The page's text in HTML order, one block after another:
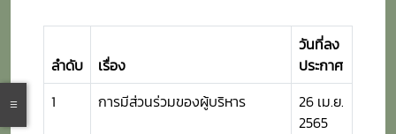
ลำดับ เรื่อง
วันที่ลง
ประกาศ
1
การมีส่วนร่วมของผู้บริหาร
26 เม.ย.
2565